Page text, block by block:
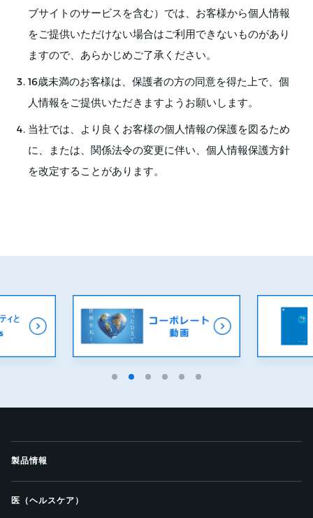
ブサイトのサービスを含む）では、お客様から個人情報
をご提供いただけない場合はご利用できないものがあり
ますので、あらかじめご了承ください。
16歳未満のお客様は、保護者の方の同意を得た上で、個
人情報をご提供いただきますようお願いします。
当社では、より良くお客様の個人情報の保護を図るため
に、または、関係法令の変更に伴い、個人情報保護方針
を改定することがあります。
製品情報
医（ヘルスケア）